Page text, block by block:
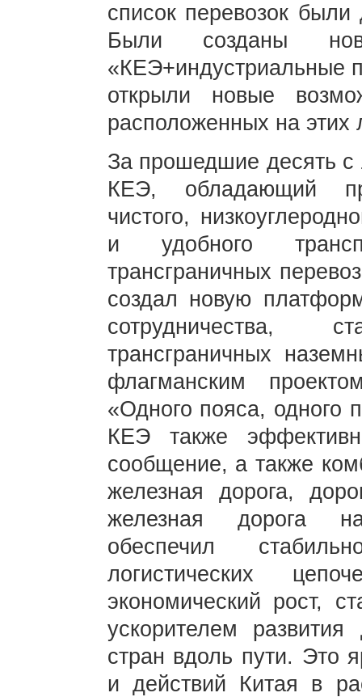
список перевозок
Были созданы
«КЕЭ+индустриальные
открыли новые
расположенных на
За прошедшие десять
КЕЭ, обладающий
чистого,
и удобного
трансграничных
создал новую
сотрудничества,
трансграничных
флагманским
«Одного пояса, одного
КЕЭ также
сообщение, а также
железная дорога,
железная дорога
обеспечил
логистических
экономический рост,
ускорителем
стран вдоль пути. Это
и действий Китая в